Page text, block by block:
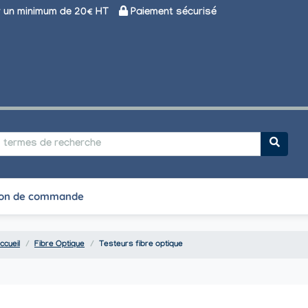
minimum de 20€ HT Paiement sécurisé
de commande
Fibre Optique Testeurs fibre optique